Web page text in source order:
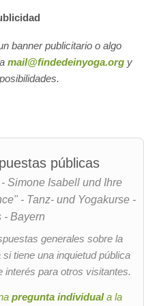
banner publicitario o algo
mail@findedeinyoga.orgy
públicas
Simone Isabell und Ihre
- Tanz- und Yogakurse -
- Bayern
generales sobre la
tiene una inquietud pública
interés para otros visitantes.
pregunta individuala la